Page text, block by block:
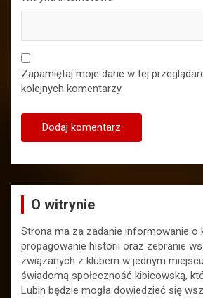
Zapamiętaj moje dane w tej
kolejnych komentarzy.
O witrynie
Strona ma za zadanie informowanie o
propagowanie historii oraz zebranie
związanych z klubem w jednym
świadomą społeczność kibicowską,
Lubin będzie mogła dowiedzieć się